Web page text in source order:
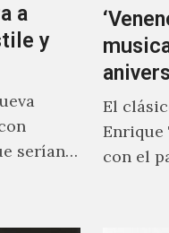
a
y
serían
El
Enrique
con el